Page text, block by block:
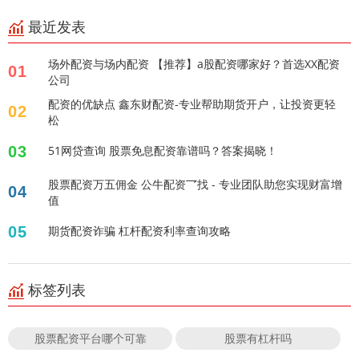
最近发表
01
场外配资与场内配资 【推荐】a股配资哪家好？首选XX配资
公司
02
配资的优缺点 鑫东财配资-专业帮助期货开户，让投资更轻
松
03 51网贷查询 股票免息配资靠谱吗？答案揭晓！
04
股票配资万五佣金 公牛配资乛找 - 专业团队助您实现财富增
值
05 期货配资诈骗 杠杆配资利率查询攻略
标签列表
股票配资平台哪个可靠 股票有杠杆吗